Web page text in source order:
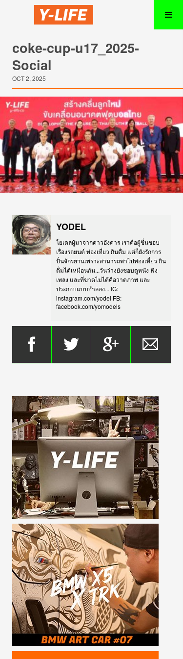
coke-cup-u17_2025-
Social
OCT 2, 2025
YODEL
โยเดลผู้มาจากดาวอังคาร เราคือผู้ชื่นชอบ
เรื่องรถยนต์ ท่องเที่ยว กินดื่ม แต่ก็ยังรักการ
ปั่นจักรยานเพราะสามารถพาไปท่องเที่ยว กิน
ดื่มได้เหมือนกัน...วันว่างยังชอบดูหนัง ฟัง
เพลง และที่ขาดไม่ได้คือวาดภาพ และ
ประกอบแบบจำลอง... IG:
instagram.com/yodel FB:
facebook.com/yomodels